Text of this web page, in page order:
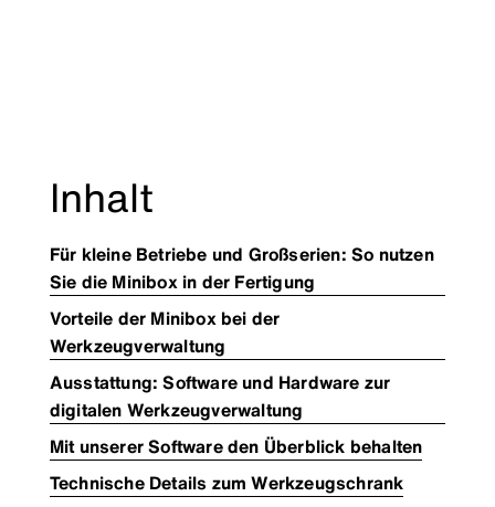
Inhalt
Für kleine Betriebe und Großserien: So nutzen
Sie die Minibox in der Fertigung
Vorteile der Minibox bei der
Werkzeugverwaltung
Ausstattung: Software und Hardware zur
digitalen Werkzeugverwaltung
Mit unserer Software den Überblick behalten
Technische Details zum Werkzeugschrank